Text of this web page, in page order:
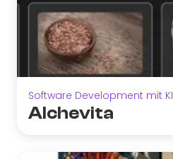
Software Development mit KI
Alchevita